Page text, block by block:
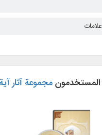
علامات
المستخدمونمجموعة آثار